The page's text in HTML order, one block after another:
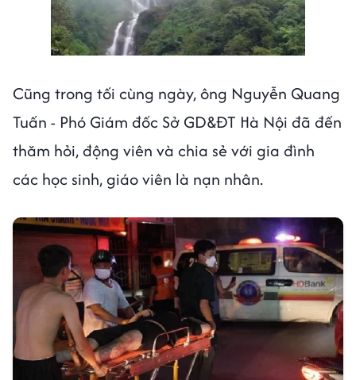
Next video in 3 Cancel
Cũng trong tối cùng ngày, ông Nguyễn Quang
Tuấn - Phó Giám đốc Sở GD&ĐT Hà Nội đã đến
thăm hỏi, động viên và chia sẻ với gia đình
các học sinh, giáo viên là nạn nhân.